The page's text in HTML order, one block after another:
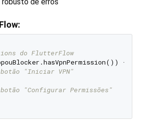
do FlutterFlow
{
"Iniciar VPN"
"Configurar Permissões"